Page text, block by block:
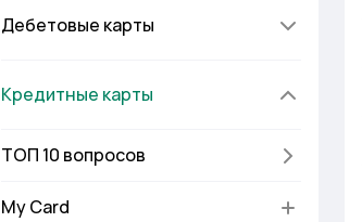
Дебетовые карты
Кредитные карты
ТОП 10 вопросов
My Card